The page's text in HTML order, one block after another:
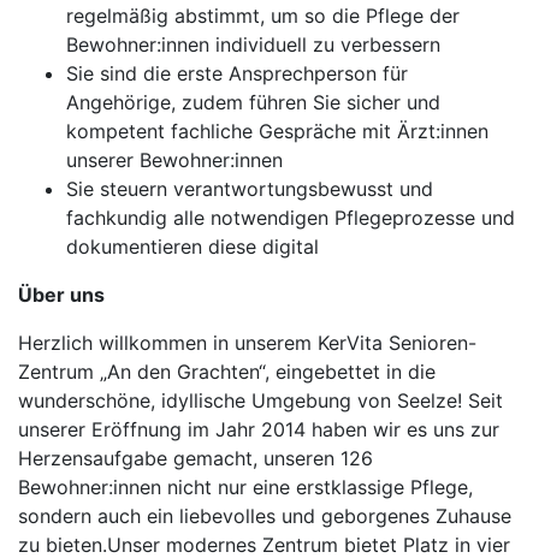
regelmäßig abstimmt, um so die Pflege der
Bewohner:innen individuell zu verbessern
Sie sind die erste Ansprechperson für
Angehörige, zudem führen Sie sicher und
kompetent fachliche Gespräche mit Ärzt:innen
unserer Bewohner:innen
Sie steuern verantwortungsbewusst und
fachkundig alle notwendigen Pflegeprozesse und
dokumentieren diese digital
Über uns
Herzlich willkommen in unserem KerVita Senioren-
Zentrum „An den Grachten“, eingebettet in die
wunderschöne, idyllische Umgebung von Seelze! Seit
unserer Eröffnung im Jahr 2014 haben wir es uns zur
Herzensaufgabe gemacht, unseren 126
Bewohner:innen nicht nur eine erstklassige Pflege,
sondern auch ein liebevolles und geborgenes Zuhause
zu bieten.Unser modernes Zentrum bietet Platz in vier